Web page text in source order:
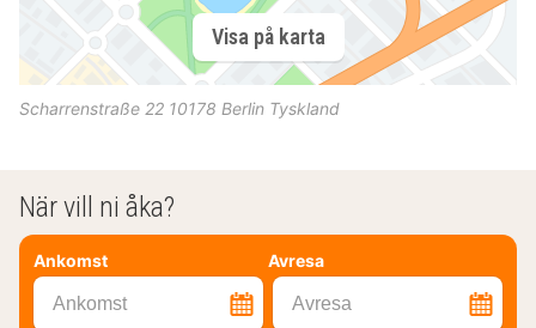
Visa på karta
Scharrenstraße 22 10178 Berlin Tyskland
När vill ni åka?
Ankomst Avresa
Ankomst Avresa